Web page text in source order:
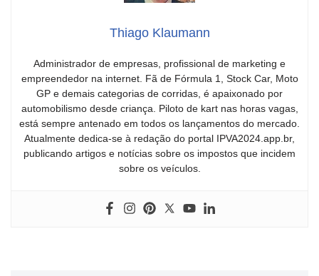
Thiago Klaumann
Administrador de empresas, profissional de marketing e
empreendedor na internet. Fã de Fórmula 1, Stock Car, Moto
GP e demais categorias de corridas, é apaixonado por
automobilismo desde criança. Piloto de kart nas horas vagas,
está sempre antenado em todos os lançamentos do mercado.
Atualmente dedica-se à redação do portal IPVA2024.app.br,
publicando artigos e notícias sobre os impostos que incidem
sobre os veículos.